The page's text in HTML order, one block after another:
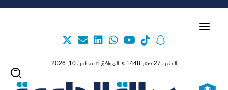
الاثنين 27 صفر 1448 هـ الموافق أغسطس 10, 2026